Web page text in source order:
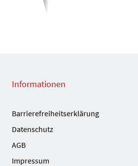
Informationen
Barrierefreiheitserklärung
Datenschutz
AGB
Impressum